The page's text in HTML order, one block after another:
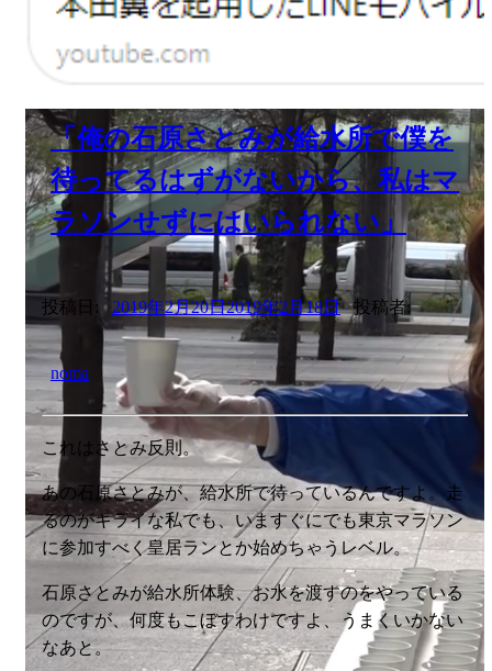
「俺の石原さとみが給水所で僕を
待ってるはずがないから、私はマ
ラソンせずにはいられない」
投稿日: 2019年2月20日2019年2月18日 投稿者:
noma
これはさとみ反則。
あの石原さとみが、給水所で待っているんですよ。走
るのがキライな私でも、いますぐにでも東京マラソン
に参加すべく皇居ランとか始めちゃうレベル。
石原さとみが給水所体験、お水を渡すのをやっている
のですが、何度もこぼすわけですよ、うまくいかない
なあと。